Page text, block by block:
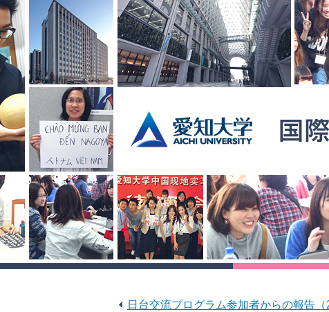
日台交流プログラム参加者からの報告